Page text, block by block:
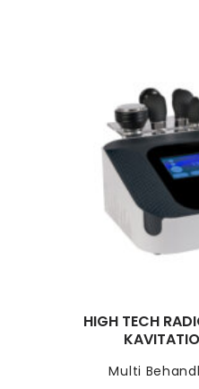
Multi
HIGH TECH